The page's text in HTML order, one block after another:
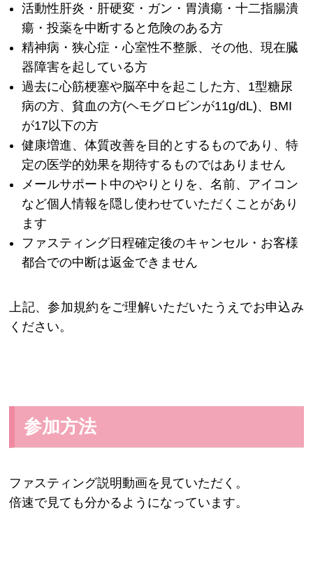
活動性肝炎・肝硬変・ガン・胃潰瘍・十二指腸潰
瘍・投薬を中断すると危険のある方
精神病・狭心症・心室性不整脈、その他、現在臓
器障害を起している方
過去に心筋梗塞や脳卒中を起こした方、1型糖尿
病の方、貧血の方(ヘモグロビンが11g/dL)、BMI
が17以下の方
健康増進、体質改善を目的とするものであり、特
定の医学的効果を期待するものではありません
メールサポート中のやりとりを、名前、アイコン
など個人情報を隠し使わせていただくことがあり
ます
ファスティング日程確定後のキャンセル・お客様
都合での中断は返金できません
上記、参加規約をご理解いただいたうえでお申込み
ください。
参加方法
ファスティング説明動画を見ていただく。
倍速で見ても分かるようになっています。